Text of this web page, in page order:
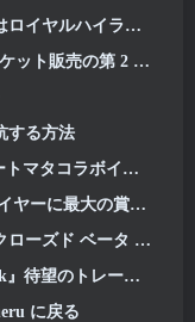
イランドで続きます
売の第 2 弾を発表
する方法
コラボイベント
す 4000 クレジットと新しいタイトル
プレイテストを開始
ジランナーズ クロスオーバー
に戻る